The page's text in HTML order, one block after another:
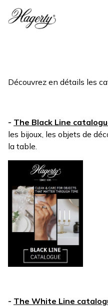
Découvrez en détails les
- The Black Line
les bijoux, les objets de
la table.
- The White Line